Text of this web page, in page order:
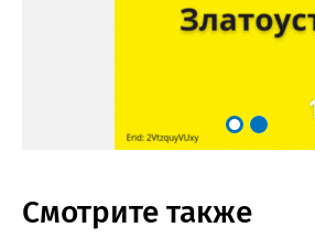
Смотрите также